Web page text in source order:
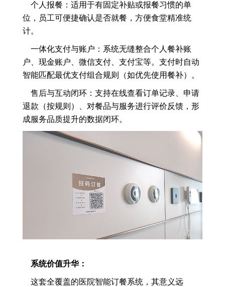
个人报餐：适用于有固定补贴或报餐习惯的单
位，员工可便捷确认是否就餐，方便食堂精准统
计。
一体化支付与账户：系统无缝整合个人餐补账
户、现金账户、微信支付、支付宝等。支付时自动
智能匹配最优支付组合规则（如优先使用餐补）。
售后与互动闭环：支持在线查看订单记录、申请
退款（按规则）、对餐品与服务进行评价反馈，形
成服务品质提升的数据闭环。
系统价值升华：
这套全覆盖的医院智能订餐系统，其意义远